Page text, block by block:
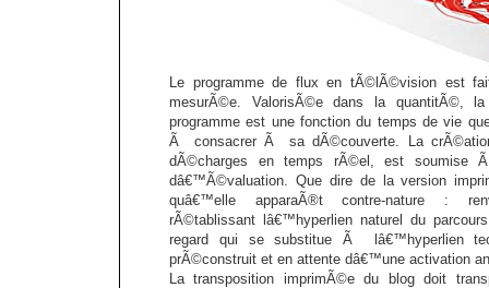
Le programme de flux en tÃ©lÃ©vision est
mesurÃ©e. ValorisÃ©e dans la quantitÃ©,
programme est une fonction du temps de vie
Ã consacrer Ã sa dÃ©couverte. La
dÃ©charges en temps rÃ©el, est soumise
dâ€™Ã©valuation. Que dire de la version
quâ€™elle apparaÃ®t contre-nature :
rÃ©tablissant lâ€™hyperlien naturel du
regard qui se substitue Ã lâ€™hyperlien
prÃ©construit et en attente dâ€™une activation
La transposition imprimÃ©e du blog doit